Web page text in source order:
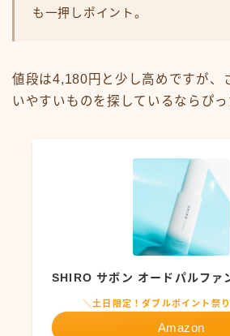
も一押しポイント。
値段は4,180円と少し高めですが、
いやすいものを探しているならぴっ
SHIRO サボン オードパルファ
＼土日限定！ダブルポイント祭
Amazon